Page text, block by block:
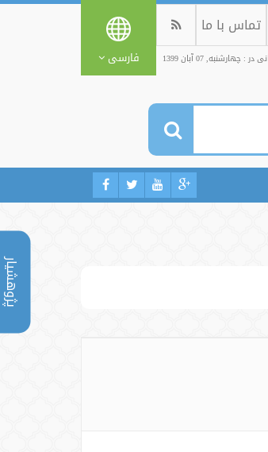
پژوهشیار
تماس با ما
: چهارشنبه, 07 آبان 1399 فارسی